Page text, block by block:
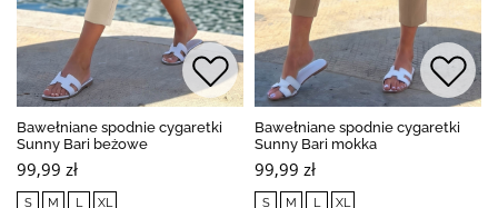
Bawełniane spodnie cygaretki
Sunny Bari beżowe
99,99 zł
S M L XL
Bawełniane spodnie cygaretki
Sunny Bari mokka
99,99 zł
S M L XL